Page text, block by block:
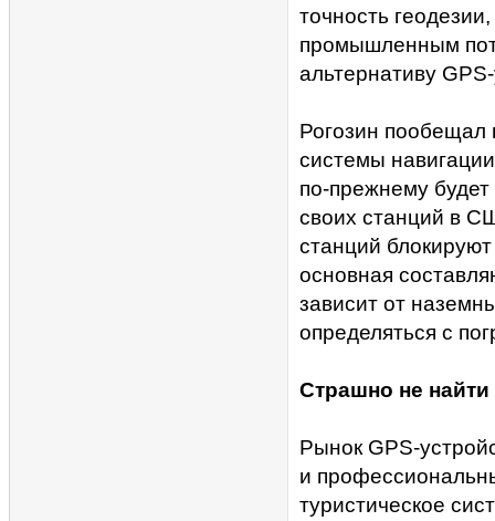
точность
промышленным
альтернативу
Рогозин пообещал
системы
по-прежнему будет
своих станций в
станций
основная
зависит от
определяться с
Страшно не
Рынок GPS-
и
туристическое